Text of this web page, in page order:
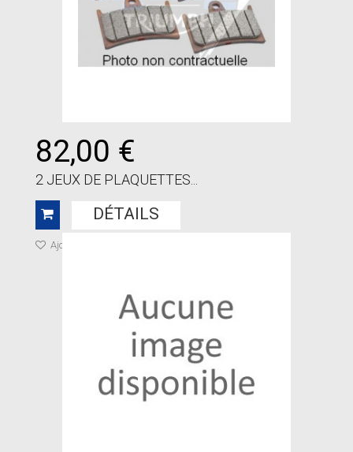
82,00 €
2 JEUX DE PLAQUETTES...
DÉTAILS
Ajouter à ma liste de cadeaux